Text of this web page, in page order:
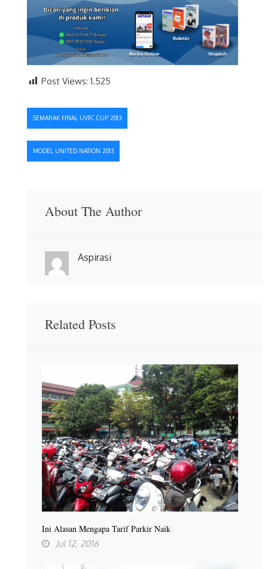
Post Views: 1.525
Navigasi
pos
SEMARAK FINAL UVFC CUP 2013
MODEL UNITED NATION 2013
About The Author
Aspirasi
Related Posts
Ini Alasan Mengapa Tarif Parkir Naik
Jul 12, 2016